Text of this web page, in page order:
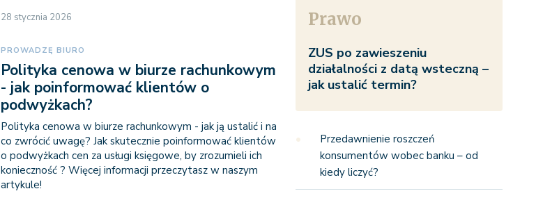
28 stycznia 2026
PROWADZĘ BIURO
Polityka cenowa w biurze rachunkowym
- jak poinformować klientów o
podwyżkach?
Polityka cenowa w biurze rachunkowym - jak ją ustalić i na
co zwrócić uwagę? Jak skutecznie poinformować klientów
o podwyżkach cen za usługi księgowe, by zrozumieli ich
konieczność ? Więcej informacji przeczytasz w naszym
artykule!
Prawo
ZUS po zawieszeniu
działalności z datą wsteczną –
jak ustalić termin?
Przedawnienie roszczeń
konsumentów wobec banku – od
kiedy liczyć?